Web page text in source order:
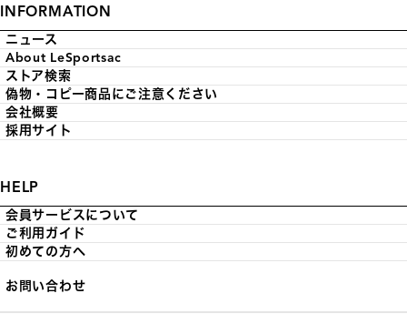
INFORMATION
ニュース
About LeSportsac
ストア検索
偽物・コピー商品にご注意ください
会社概要
採用サイト
HELP
会員サービスについて
ご利用ガイド
初めての方へ
お問い合わせ